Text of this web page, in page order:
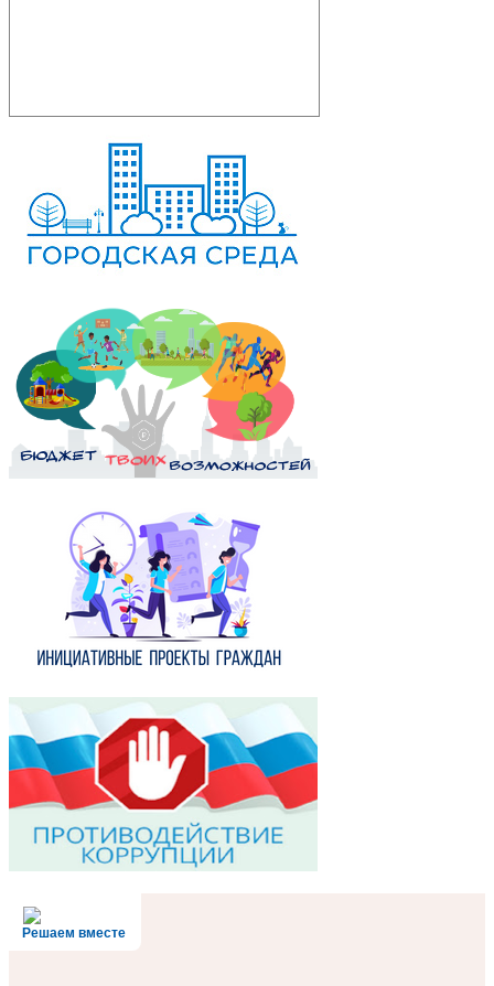
Решаем вместе